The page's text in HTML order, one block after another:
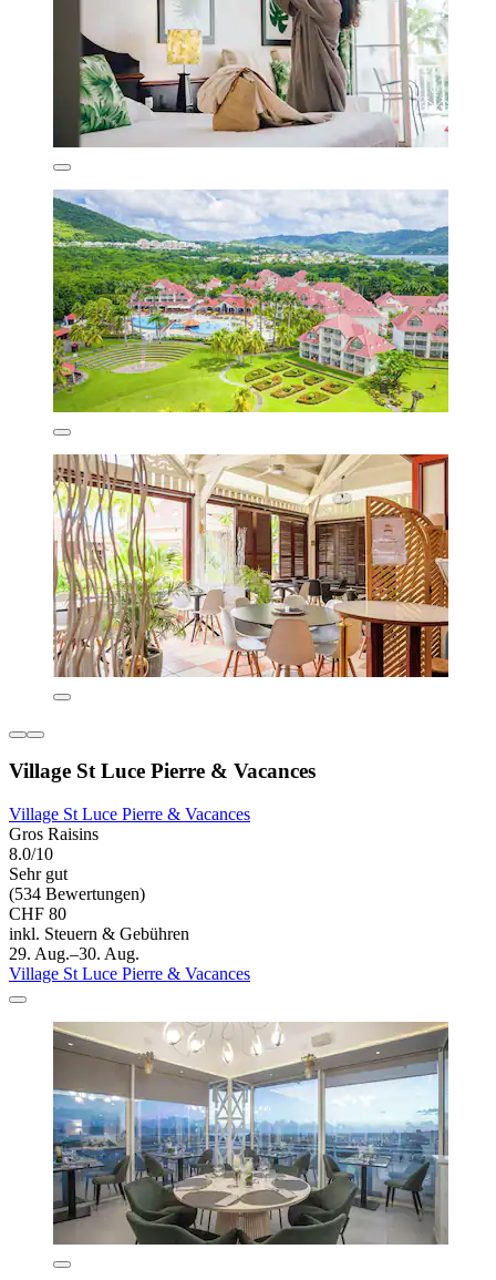
Village St Luce Pierre & Vacances
Village St Luce Pierre & Vacances
Gros Raisins
8.0/10
Sehr gut
(534 Bewertungen)
CHF 80
inkl. Steuern & Gebühren
29. Aug.–30. Aug.
Village St Luce Pierre & Vacances